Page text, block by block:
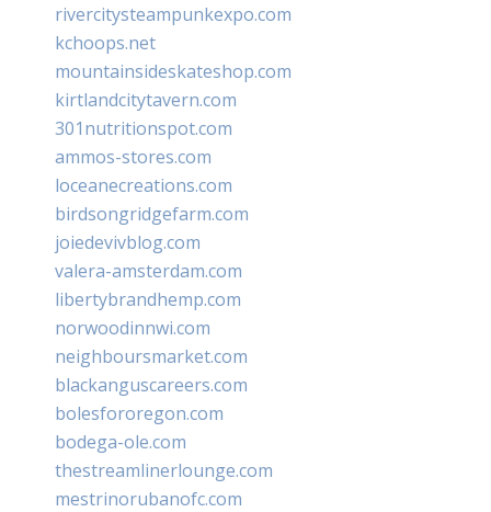
rivercitysteampunkexpo.com
kchoops.net
mountainsideskateshop.com
kirtlandcitytavern.com
301nutritionspot.com
ammos-stores.com
loceanecreations.com
birdsongridgefarm.com
joiedevivblog.com
valera-amsterdam.com
libertybrandhemp.com
norwoodinnwi.com
neighboursmarket.com
blackanguscareers.com
bolesfororegon.com
bodega-ole.com
thestreamlinerlounge.com
mestrinorubanofc.com